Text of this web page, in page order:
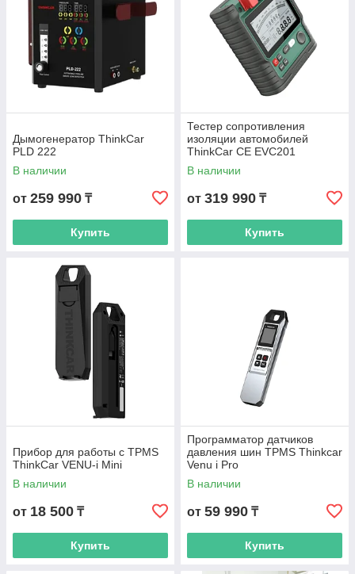
Дымогенератор ThinkCar
PLD 222
В наличии
от 259 990 ₸
Купить
Тестер сопротивления
изоляции автомобилей
ThinkCar CE EVC201
В наличии
от 319 990 ₸
Купить
Прибор для работы с TPMS
ThinkCar VENU-i Mini
В наличии
от 18 500 ₸
Купить
Программатор датчиков
давления шин TPMS Thinkcar
Venu i Pro
В наличии
от 59 990 ₸
Купить